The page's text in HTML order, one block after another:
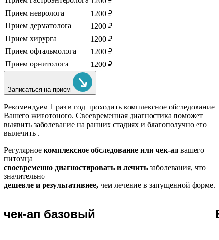
Прием невролога
1200 ₽
Прием дерматолога
1200 ₽
Прием хирурга
1200 ₽
Прием офтальмолога
1200 ₽
Прием орнитолога
1200 ₽
Записаться на прием
Рекомендуем 1 раз в год проходить комплексное обследование
Вашего животоного. Своевременная диагностика поможет
выявить заболевание на ранних стадиях и благополучно его
вылечить .
Регулярное комплексное обследование или чек-ап вашего
питомца
своевременно диагностировать и лечить заболевания, что
значительно
дешевле и результативнее, чем лечение в запущенной форме.
чек-ап базовый